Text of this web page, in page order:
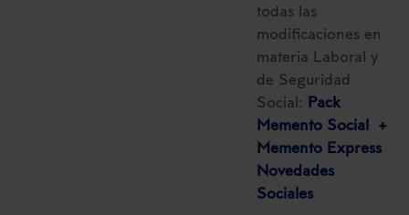
todas las
modificaciones en
materia Laboral y
de Seguridad
Social: Pack
Memento Social +
Memento Express
Novedades
Sociales